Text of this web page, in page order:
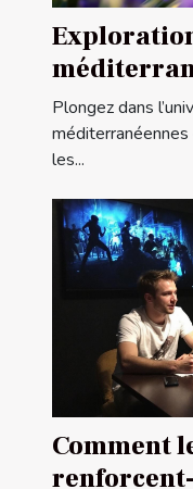
parfums
Plongez dans
les...
Comment